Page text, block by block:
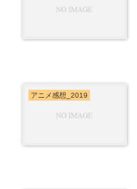
アニメ感想_2019